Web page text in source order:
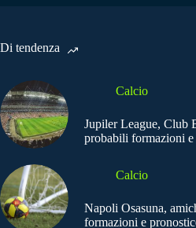
Di tendenza
Calcio
Jupiler League, Club
probabili formazioni
Calcio
Napoli Osasuna,
formazioni e